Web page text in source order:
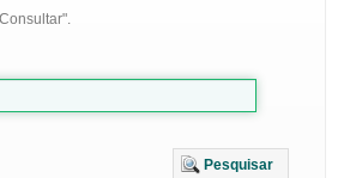
Pesquisar